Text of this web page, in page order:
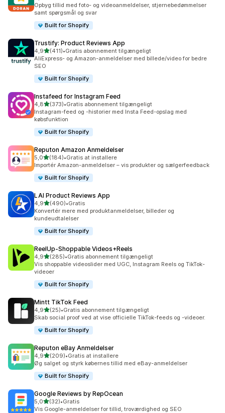
Opbyg tillid med foto- og videoanmeldelser, stjernebedømmelser
samt spørgsmål og svar
Built for Shopify
Trustify: Product Reviews App
4,9ud af 5 stjerner
(411)
411 anmeldelser i alt
•Gratis abonnement tilgængeligt
AliExpress- og Amazon-anmeldelser med billede/video for bedre
SEO
Built for Shopify
Instafeed for Instagram Feed
4,8ud af 5 stjerner
(373)
373 anmeldelser i alt
•Gratis abonnement tilgængeligt
Instagram-feed og -historier med Insta Feed-opslag med
købsfunktion
Built for Shopify
Reputon Amazon Anmeldelser
5,0ud af 5 stjerner
(184)
184 anmeldelser i alt
•Gratis at installere
Importér Amazon-anmeldelser – vis produkter og sælgerfeedback
Built for Shopify
LAI Product Reviews App
4,9ud af 5 stjerner
(490)
490 anmeldelser i alt
•Gratis
Konvertér mere med produktanmeldelser, billeder og
kundeudtalelser
Built for Shopify
ReelUp‑Shoppable Videos+Reels
4,9ud af 5 stjerner
(285)
285 anmeldelser i alt
•Gratis abonnement tilgængeligt
Vis shoppable videoslider med UGC, Instagram Reels og TikTok-
videoer
Built for Shopify
Mintt TikTok Feed
4,9ud af 5 stjerner
(25)
25 anmeldelser i alt
•Gratis abonnement tilgængeligt
Skab social proof ved at vise officielle TikTok-feeds og -videoer.
Built for Shopify
Reputon eBay Anmeldelser
4,9ud af 5 stjerner
(209)
209 anmeldelser i alt
•Gratis at installere
Øg salget og styrk købernes tillid med eBay-anmeldelser
Built for Shopify
Google Reviews by RepOcean
5,0ud af 5 stjerner
(32)
32 anmeldelser i alt
•Gratis
Vis Google-anmeldelser for tillid, troværdighed og SEO